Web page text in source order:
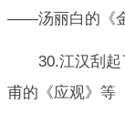
——汤丽白的《
30.江汉刮
甫的《应观》等